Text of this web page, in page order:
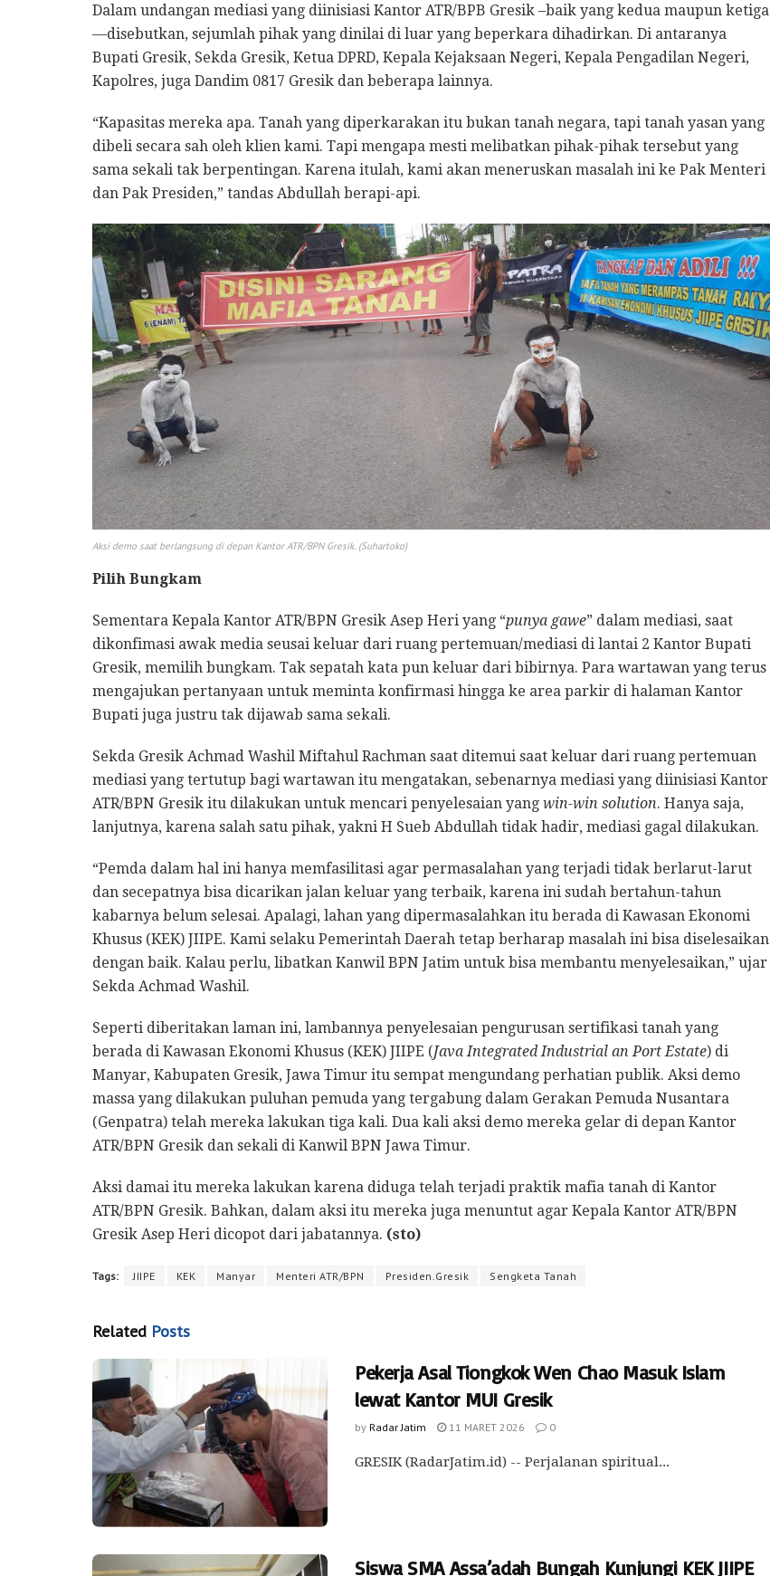
Dalam undangan mediasi yang diinisiasi Kantor ATR/BPB Gresik –baik yang kedua maupun ketiga
—disebutkan, sejumlah pihak yang dinilai di luar yang beperkara dihadirkan. Di antaranya
Bupati Gresik, Sekda Gresik, Ketua DPRD, Kepala Kejaksaan Negeri, Kepala Pengadilan Negeri,
Kapolres, juga Dandim 0817 Gresik dan beberapa lainnya.
“Kapasitas mereka apa. Tanah yang diperkarakan itu bukan tanah negara, tapi tanah yasan yang
dibeli secara sah oleh klien kami. Tapi mengapa mesti melibatkan pihak-pihak tersebut yang
sama sekali tak berpentingan. Karena itulah, kami akan meneruskan masalah ini ke Pak Menteri
dan Pak Presiden,” tandas Abdullah berapi-api.
Aksi demo saat berlangsung di depan Kantor ATR/BPN Gresik. (Suhartoko)
Pilih Bungkam
Sementara Kepala Kantor ATR/BPN Gresik Asep Heri yang “punya gawe” dalam mediasi, saat
dikonfimasi awak media seusai keluar dari ruang pertemuan/mediasi di lantai 2 Kantor Bupati
Gresik, memilih bungkam. Tak sepatah kata pun keluar dari bibirnya. Para wartawan yang terus
mengajukan pertanyaan untuk meminta konfirmasi hingga ke area parkir di halaman Kantor
Bupati juga justru tak dijawab sama sekali.
Sekda Gresik Achmad Washil Miftahul Rachman saat ditemui saat keluar dari ruang pertemuan
mediasi yang tertutup bagi wartawan itu mengatakan, sebenarnya mediasi yang diinisiasi Kantor
ATR/BPN Gresik itu dilakukan untuk mencari penyelesaian yang win-win solution. Hanya saja,
lanjutnya, karena salah satu pihak, yakni H Sueb Abdullah tidak hadir, mediasi gagal dilakukan.
“Pemda dalam hal ini hanya memfasilitasi agar permasalahan yang terjadi tidak berlarut-larut
dan secepatnya bisa dicarikan jalan keluar yang terbaik, karena ini sudah bertahun-tahun
kabarnya belum selesai. Apalagi, lahan yang dipermasalahkan itu berada di Kawasan Ekonomi
Khusus (KEK) JIIPE. Kami selaku Pemerintah Daerah tetap berharap masalah ini bisa diselesaikan
dengan baik. Kalau perlu, libatkan Kanwil BPN Jatim untuk bisa membantu menyelesaikan,” ujar
Sekda Achmad Washil.
Seperti diberitakan laman ini, lambannya penyelesaian pengurusan sertifikasi tanah yang
berada di Kawasan Ekonomi Khusus (KEK) JIIPE (Java Integrated Industrial an Port Estate) di
Manyar, Kabupaten Gresik, Jawa Timur itu sempat mengundang perhatian publik. Aksi demo
massa yang dilakukan puluhan pemuda yang tergabung dalam Gerakan Pemuda Nusantara
(Genpatra) telah mereka lakukan tiga kali. Dua kali aksi demo mereka gelar di depan Kantor
ATR/BPN Gresik dan sekali di Kanwil BPN Jawa Timur.
Aksi damai itu mereka lakukan karena diduga telah terjadi praktik mafia tanah di Kantor
ATR/BPN Gresik. Bahkan, dalam aksi itu mereka juga menuntut agar Kepala Kantor ATR/BPN
Gresik Asep Heri dicopot dari jabatannya. (sto)
Tags: JIIPE KEK Manyar Menteri ATR/BPN Presiden.Gresik Sengketa Tanah
Related Posts
Pekerja Asal Tiongkok Wen Chao Masuk Islam
lewat Kantor MUI Gresik
by Radar Jatim 11 MARET 2026 0
GRESIK (RadarJatim.id) -- Perjalanan spiritual...
Siswa SMA Assa’adah Bungah Kunjungi KEK JIIPE